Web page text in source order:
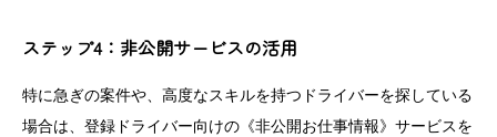
ステップ4：非公開サービスの活用
特に急ぎの案件や、高度なスキルを持つドライバーを探している
場合は、登録ドライバー向けの《非公開お仕事情報》サービスを